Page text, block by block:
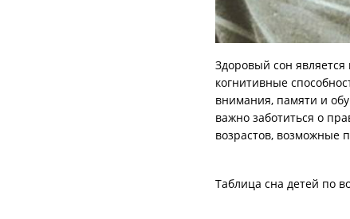
Здоровый сон
когнитивные
внимания, памяти и
важно заботиться о
возрастов, возможные
Таблица сна детей по